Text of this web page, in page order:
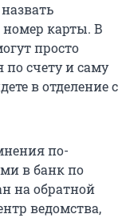
карты. В
просто
по счету и саму
в отделение с
по-
в банк по
на обратной
ведомства,